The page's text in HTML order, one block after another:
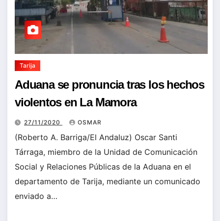
Tarija
Aduana se pronuncia tras los hechos
violentos en La Mamora
27/11/2020 OSMAR
(Roberto A. Barriga/El Andaluz) Oscar Santi
Tárraga, miembro de la Unidad de Comunicación
Social y Relaciones Públicas de la Aduana en el
departamento de Tarija, mediante un comunicado
enviado a…